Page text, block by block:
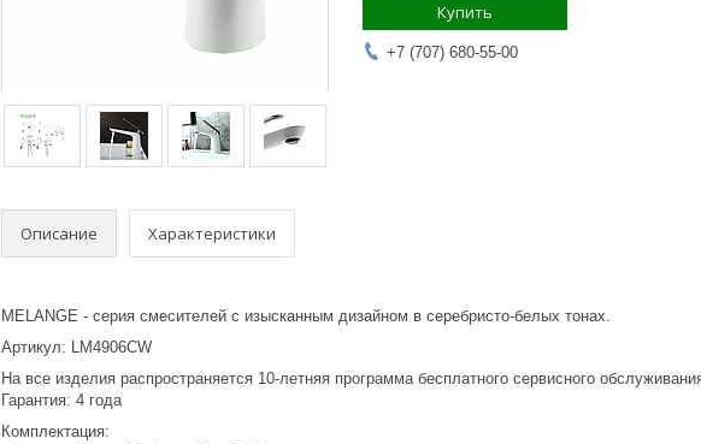
Купить
+7 (707) 680-55-00
Описание Характеристики
MELANGE - серия смесителей с изысканным дизайном в серебристо-белых тонах.
Артикул: LM4906CW
На все изделия распространяется 10-летняя программа бесплатного сервисного
Гарантия: 4 года
Комплектация: